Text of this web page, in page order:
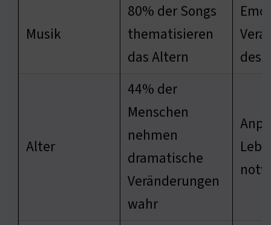
Musik
80% der Songs
thematisieren
das Altern
des
Alter
44% der
Menschen
nehmen
dramatische
Veränderungen
wahr